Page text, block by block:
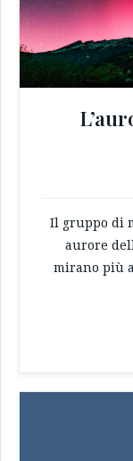
Il gruppo di
aurore
mirano più